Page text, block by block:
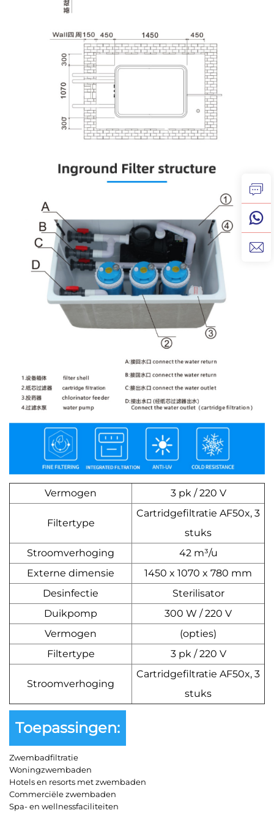
Vermogen 3 pk / 220 V
Filtertype
Cartridgefiltratie AF50x, 3
stuks
Stroomverhoging
42 m³/u
Externe dimensie
1450 x 1070 x 780 mm
Desinfectie
Sterilisator
Duikpomp
300 W / 220 V
Vermogen
(opties)
Filtertype
3 pk / 220 V
Stroomverhoging
Cartridgefiltratie AF50x, 3
stuks
Toepassingen:
Zwembadfiltratie
Woningzwembaden
Hotels en resorts met zwembaden
Commerciële zwembaden
Spa- en wellnessfaciliteiten